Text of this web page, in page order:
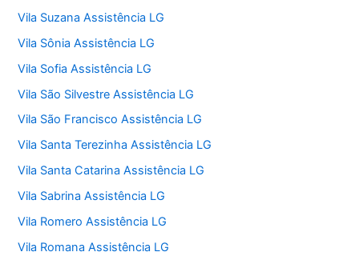
Vila Suzana Assistência LG
Vila Sônia Assistência LG
Vila Sofia Assistência LG
Vila São Silvestre Assistência LG
Vila São Francisco Assistência LG
Vila Santa Terezinha Assistência LG
Vila Santa Catarina Assistência LG
Vila Sabrina Assistência LG
Vila Romero Assistência LG
Vila Romana Assistência LG